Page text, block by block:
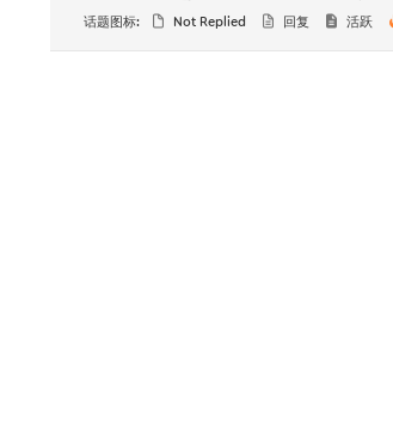
话题图标: Not Replied 回复 活跃